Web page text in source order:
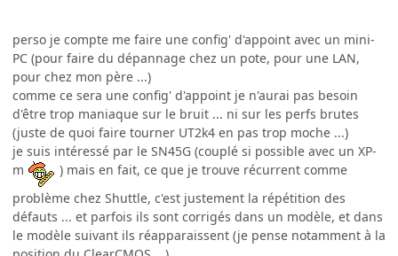
perso je compte me faire une config' d'appoint avec un mini-
PC (pour faire du dépannage chez un pote, pour une LAN,
pour chez mon père ...)
comme ce sera une config' d'appoint je n'aurai pas besoin
d'être trop maniaque sur le bruit ... ni sur les perfs brutes
(juste de quoi faire tourner UT2k4 en pas trop moche ...)
je suis intéressé par le SN45G (couplé si possible avec un XP-
m
) mais en fait, ce que je trouve récurrent comme
problème chez Shuttle, c'est justement la répétition des
défauts ... et parfois ils sont corrigés dans un modèle, et dans
le modèle suivant ils réapparaissent (je pense notamment à la